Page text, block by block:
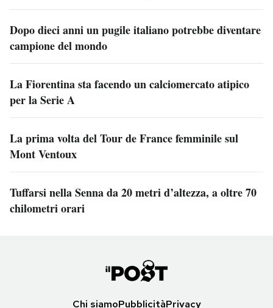
Dopo dieci anni un pugile italiano potrebbe diventare
campione del mondo
La Fiorentina sta facendo un calciomercato atipico
per la Serie A
La prima volta del Tour de France femminile sul
Mont Ventoux
Tuffarsi nella Senna da 20 metri d’altezza, a oltre 70
chilometri orari
Chi siamoPubblicitàPrivacy